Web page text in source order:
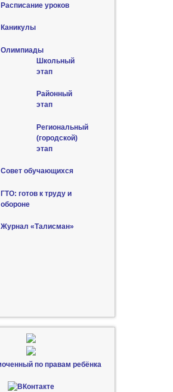
Расписание уроков
Каникулы
Олимпиады
Школьный
этап
Районный
этап
Региональный
(городской)
этап
Совет обучающихся
ГТО: готов к труду и
обороне
Журнал «Талисман»